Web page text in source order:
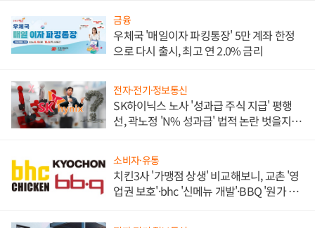
금융
우체국 '매일이자 파킹통장' 5만 계좌 한정
으로 다시 출시, 최고 연 2.0% 금리
전자·전기·정보통신
SK하이닉스 노사 '성과급 주식 지급' 평행
선, 곽노정 'N% 성과급' 법적 논란 벗을지 주
소비자·유통
치킨3사 '가맹점 상생' 비교해보니, 교촌 '영
업권 보호'·bhc '신메뉴 개발'·BBQ '원가 부